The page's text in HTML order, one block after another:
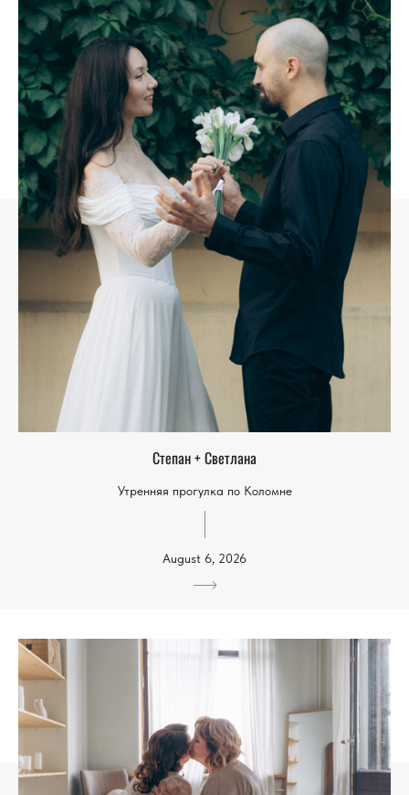
Степан + Светлана
Утренняя прогулка по Коломне
August 6, 2026